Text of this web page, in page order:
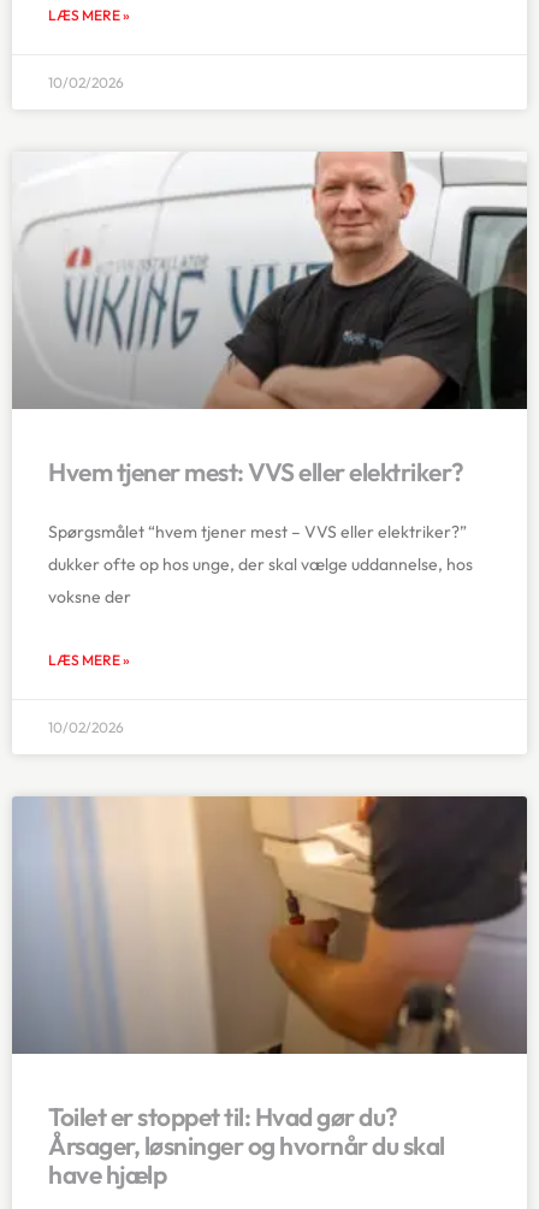
LÆS MERE »
10/02/2026
Hvem tjener mest: VVS eller elektriker?
Spørgsmålet “hvem tjener mest – VVS eller elektriker?”
dukker ofte op hos unge, der skal vælge uddannelse, hos
voksne der
LÆS MERE »
10/02/2026
Toilet er stoppet til: Hvad gør du?
Årsager, løsninger og hvornår du skal
have hjælp